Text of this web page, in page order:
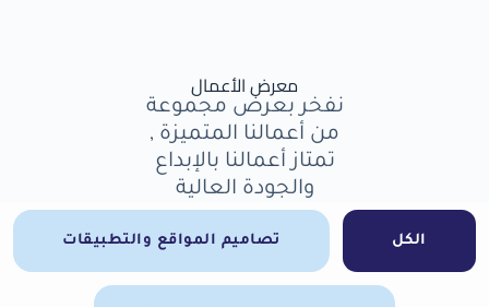
معرض الأعمال
نفخر بعرض مجموعة
من أعمالنا المتميزة ,
تمتاز أعمالنا بالإبداع
والجودة العالية
الكل تصاميم المواقع والتطبيقات